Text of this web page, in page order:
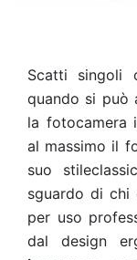
Scatti singoli
quando si può
la fotocamera
al massimo il
suo
sguardo di chi
per uso
dal design